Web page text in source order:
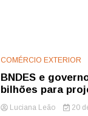
COMÉRCIO EXTERIOR
BNDES e
bilhões para
Luciana Leão 20